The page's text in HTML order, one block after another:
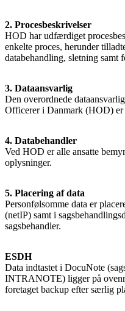
2. Procesbeskrivelser
HOD har udfærdiget
enkelte proces, herunder
databehandling, sletning samt
3. Dataansvarlig
Den overordnede
Officerer i Danmark (HOD) er
4. Databehandler
Ved HOD er alle ansatte
oplysninger.
5. Placering af data
Personfølsomme data er
(netIP) samt i
sagsbehandler.
ESDH
Data indtastet i DocuNote
INTRANOTE) ligger på
foretaget backup efter særlig